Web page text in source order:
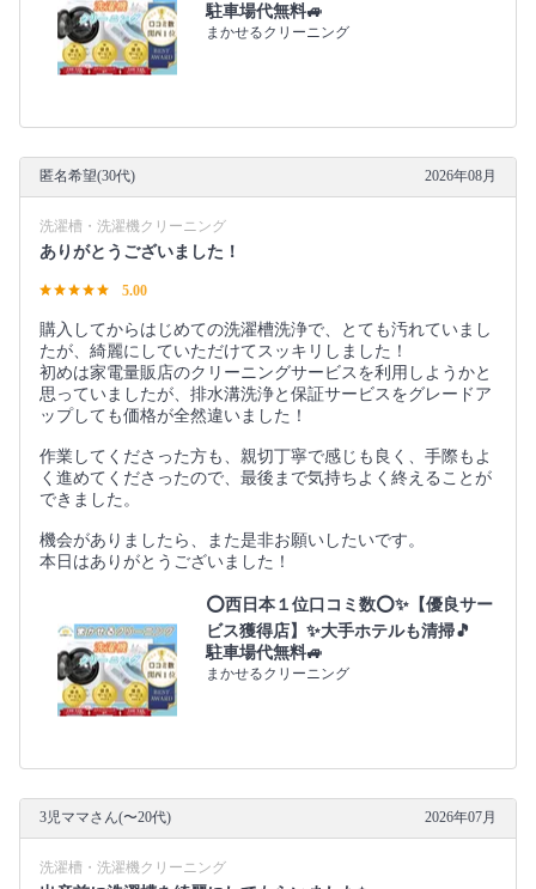
駐車場代無料🚙
まかせるクリーニング
匿名希望(30代) 2026年08月
洗濯槽・洗濯機クリーニング
ありがとうございました！
5.00
購入してからはじめての洗濯槽洗浄で、とても汚れていまし
たが、綺麗にしていただけてスッキリしました！
初めは家電量販店のクリーニングサービスを利用しようかと
思っていましたが、排水溝洗浄と保証サービスをグレードア
ップしても価格が全然違いました！
作業してくださった方も、親切丁寧で感じも良く、手際もよ
く進めてくださったので、最後まで気持ちよく終えることが
できました。
機会がありましたら、また是非お願いしたいです。
本日はありがとうございました！
⭕西日本１位口コミ数⭕✨【優良サー
ビス獲得店】✨大手ホテルも清掃🎵
駐車場代無料🚙
まかせるクリーニング
3児ママさん(〜20代) 2026年07月
洗濯槽・洗濯機クリーニング